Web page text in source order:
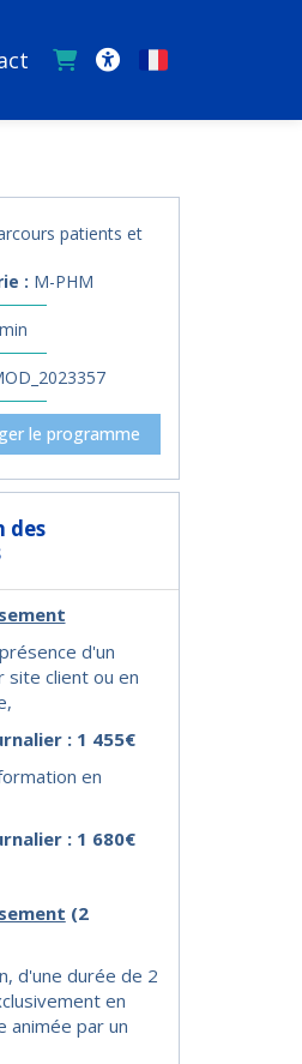
Français
patients et
: M-PHM
le programme
des
d'un
site client ou en
: 1 455€
en
: 1 680€
(2
d'une durée de 2
en
animée par un